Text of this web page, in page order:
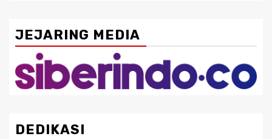
JEJARING MEDIA
DEDIKASI